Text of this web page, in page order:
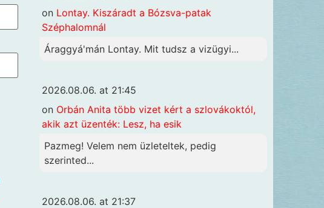
on Lontay. Kiszáradt a Bózsva-patak
Széphalomnál
Áraggyá'mán Lontay. Mit tudsz a vizügyi...
2026.08.06. at 21:45
on Orbán Anita több vizet kért a szlovákoktól,
akik azt üzenték: Lesz, ha esik
Pazmeg! Velem nem üzleteltek, pedig
szerinted...
2026.08.06. at 21:37